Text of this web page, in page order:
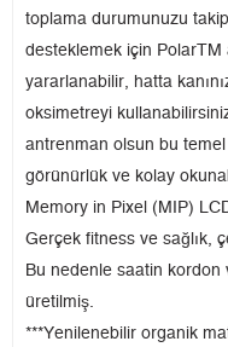
toplama durumunuzu
desteklemek için PolarTM
yararlanabilir, hatta
oksimetreyi
antrenman olsun bu
görünürlük ve kolay
Memory in Pixel (MIP)
Gerçek fitness ve sağlık,
Bu nedenle saatin kordon
üretilmiş.
***Yenilenebilir organik